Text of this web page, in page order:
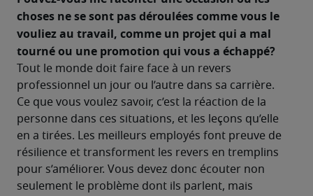
choses ne se sont pas déroulées comme vous le
vouliez au travail, comme un projet qui a mal
tourné ou une promotion qui vous a échappé?
Tout le monde doit faire face à un revers
professionnel un jour ou l’autre dans sa carrière.
Ce que vous voulez savoir, c’est la réaction de la
personne dans ces situations, et les leçons qu’elle
en a tirées. Les meilleurs employés font preuve de
résilience et transforment les revers en tremplins
pour s’améliorer. Vous devez donc écouter non
seulement le problème dont ils parlent, mais